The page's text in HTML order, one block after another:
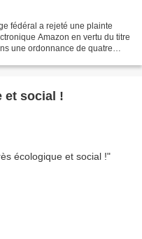
fédéral a rejeté une plainte
Amazon en vertu du titre
une ordonnance de quatre
et social !